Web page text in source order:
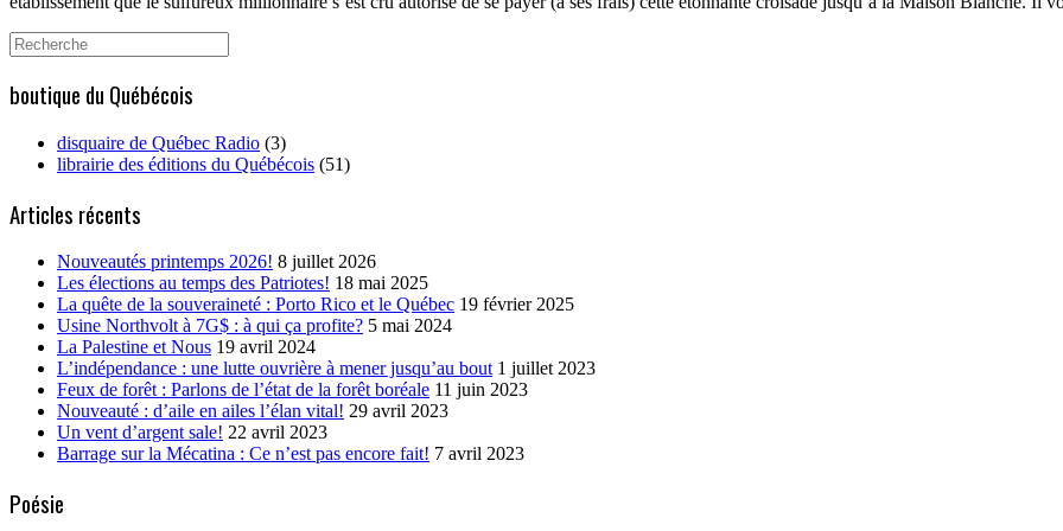
Search
for:
boutique du Québécois
disquaire de Québec Radio (3)
librairie des éditions du Québécois (51)
Articles récents
Nouveautés printemps 2026! 8 juillet 2026
Les élections au temps des Patriotes! 18 mai 2025
La quête de la souveraineté : Porto Rico et le Québec 19 février 2025
Usine Northvolt à 7G$ : à qui ça profite? 5 mai 2024
La Palestine et Nous 19 avril 2024
L’indépendance : une lutte ouvrière à mener jusqu’au bout 1 juillet 2023
Feux de forêt : Parlons de l’état de la forêt boréale 11 juin 2023
Nouveauté : d’aile en ailes l’élan vital! 29 avril 2023
Un vent d’argent sale! 22 avril 2023
Barrage sur la Mécatina : Ce n’est pas encore fait! 7 avril 2023
Poésie